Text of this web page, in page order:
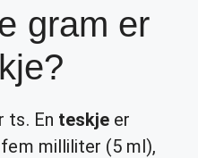
gram er
ts. En teskjeer
milliliter (5 ml),